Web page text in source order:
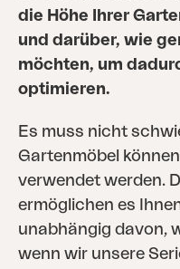
die Höhe Ihrer
und darüber, wie
möchten, um
optimieren.
Es muss nicht
Gartenmöbel
verwendet werden.
ermöglichen es
unabhängig davon,
wenn wir unsere